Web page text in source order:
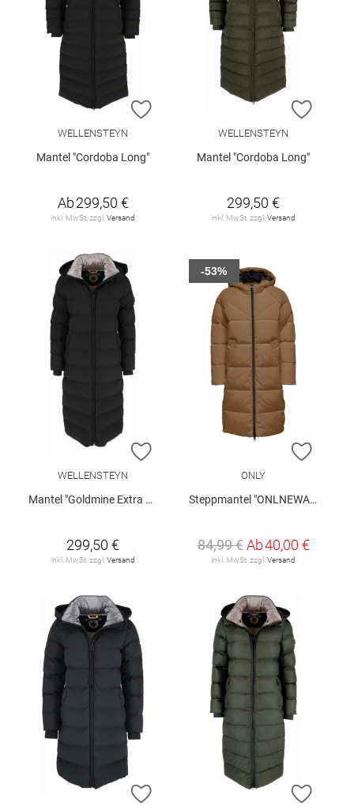
ZUR WUNSCHLISTE HINZUFÜGEN
WELLENSTEYN
Mantel "Cordoba Long"
Ab299,50 €
inkl. MwSt. zzgl. Versand
ZUR
WELLENSTEYN
Mantel "Cordoba Long"
299,50 €
inkl. MwSt. zzgl. Versand
ZUR WUNSCHLISTE HINZUFÜGEN
WELLENSTEYN
Mantel "Goldmine Extra Long"
299,50 €
inkl. MwSt. zzgl. Versand
ZUR
ONLY
Steppmantel "ONLNEWAMANDA"
84,99 € Ab40,00 €
inkl. MwSt. zzgl. Versand
-53%
ZUR WUNSCHLISTE HINZUFÜGEN
ZUR